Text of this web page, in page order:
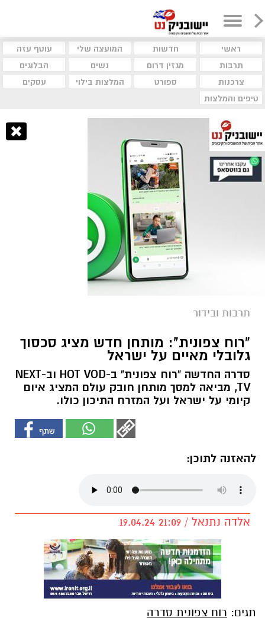
ראשי חדשות המועצה שלי
עוטף עזה
תרבות
מגזין דרום נשים
הבלוגים
צרכנות
ספורט המלצות בילוי
עסקים
טיפים והמלצות
תרבות ובידור
"רוח צפונית": מותחן חדש מציג סכסוך
גלובלי מאיים על ישראל
סדרה החדשה "רוח צפונית" ב-HOT VOD וב-NEXT
TV, מביאה למסך מותחן חובק עולם המציג איום
קיומי על ישראל ועל המזרח התיכון כולו.
להאזנה לתוכן:
אלדה נתנאל / 21:09 19.04.24
תגים: רוח צפונית סדרה